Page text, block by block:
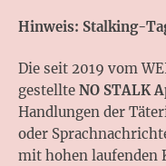
Hinweis: Stalking-
Die seit 2019 vom
gestellte NO STALK
Handlungen der
oder
mit hohen laufenden